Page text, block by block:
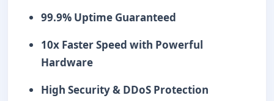
99.9% Uptime Guaranteed
10x Faster Speed with Powerful
Hardware
High Security & DDoS Protection